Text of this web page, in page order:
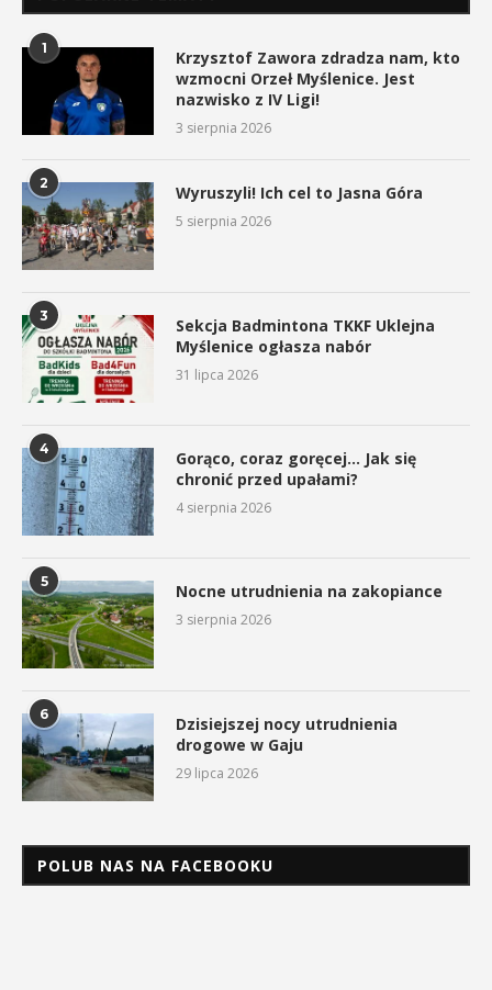
1
Krzysztof Zawora zdradza nam, kto
wzmocni Orzeł Myślenice. Jest
nazwisko z IV Ligi!
3 sierpnia 2026
2 Wyruszyli! Ich cel to Jasna Góra
5 sierpnia 2026
3
Sekcja Badmintona TKKF Uklejna
Myślenice ogłasza nabór
31 lipca 2026
4
Gorąco, coraz goręcej… Jak się
chronić przed upałami?
4 sierpnia 2026
5 Nocne utrudnienia na zakopiance
3 sierpnia 2026
6
Dzisiejszej nocy utrudnienia
drogowe w Gaju
29 lipca 2026
POLUB NAS NA FACEBOOKU